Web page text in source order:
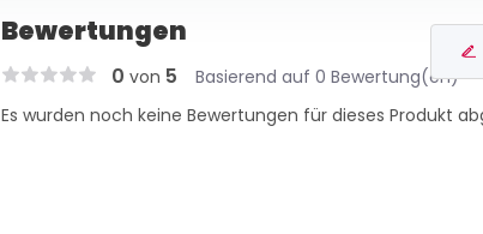
Bewertungen
0 von 5 Basierend auf 0 Bewertung(en)
Es wurden noch keine Bewertungen für dieses Produkt